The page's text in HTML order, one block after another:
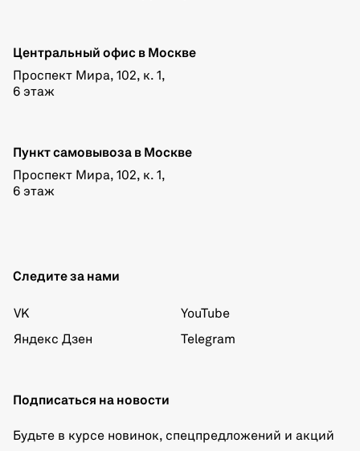
Центральный офис в Москве
Проспект Мира, 102, к. 1,
6 этаж
Пункт самовывоза в Москве
Проспект Мира, 102, к. 1,
6 этаж
Следите за нами
VK
Яндекс Дзен
YouTube
Telegram
Подписаться на новости
Будьте в курсе новинок, спецпредложений и акций